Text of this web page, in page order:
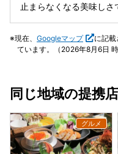
止まらなくなる美味し
ました。シンプルなが
一品。今治に来たらぜ
現在、 Googleマップ
に記
ています。（2026年8月6日 時
同じ地域の提携店